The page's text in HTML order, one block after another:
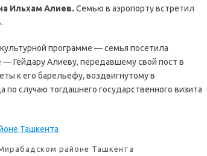
Ильхам Алиев. Семью в аэропорту встретил
программе — семья посетила
Гейдару Алиеву, передавшему свой пост в
к его барельефу, воздвигнутому в
случаю тогдашнего государственного визита
районе Ташкента